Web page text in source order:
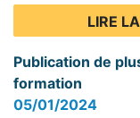
LIRE
Publication de
formation
05/01/2024